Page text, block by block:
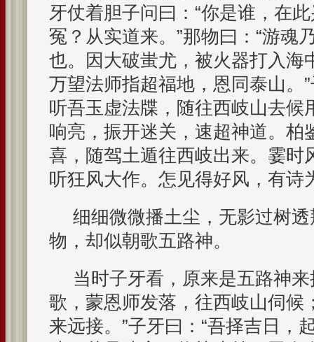
牙仗着胆子问曰：“你是谁，在
冤？从实道来。”那物曰：“游魂
也。因大破蚩尤，被火器打入海
万望法师指超福地，恩同泰山。
听吾玉虚法牒，随往西岐山去候
响亮，振开迷关，速超神道。柏
喜，随驾土遁往西岐出来。霎时
听狂风大作。怎见得好风，有诗
细细微微播土尘，无影过树
物，却似朝歌五路神。
当时子牙看，原来是五路神
歌，蒙恩师发落，往西岐山伺候
来远接。”子牙曰：“吾择吉日，